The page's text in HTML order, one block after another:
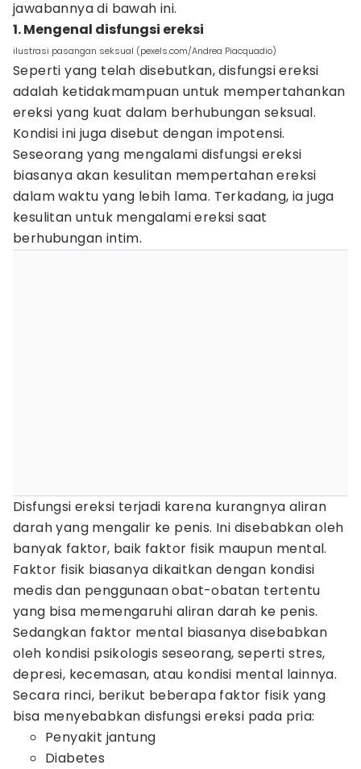
jawabannya di bawah ini.
1. Mengenal disfungsi ereksi
ilustrasi pasangan seksual (pexels.com/Andrea Piacquadio)
Seperti yang telah disebutkan, disfungsi ereksi
adalah ketidakmampuan untuk mempertahankan
ereksi yang kuat dalam berhubungan seksual.
Kondisi ini juga disebut dengan impotensi.
Seseorang yang mengalami disfungsi ereksi
biasanya akan kesulitan mempertahan ereksi
dalam waktu yang lebih lama. Terkadang, ia juga
kesulitan untuk mengalami ereksi saat
berhubungan intim.
Disfungsi ereksi terjadi karena kurangnya aliran
darah yang mengalir ke penis. Ini disebabkan oleh
banyak faktor, baik faktor fisik maupun mental.
Faktor fisik biasanya dikaitkan dengan kondisi
medis dan penggunaan obat-obatan tertentu
yang bisa memengaruhi aliran darah ke penis.
Sedangkan faktor mental biasanya disebabkan
oleh kondisi psikologis seseorang, seperti stres,
depresi, kecemasan, atau kondisi mental lainnya.
Secara rinci, berikut beberapa faktor fisik yang
bisa menyebabkan disfungsi ereksi pada pria:
Penyakit jantung
Diabetes